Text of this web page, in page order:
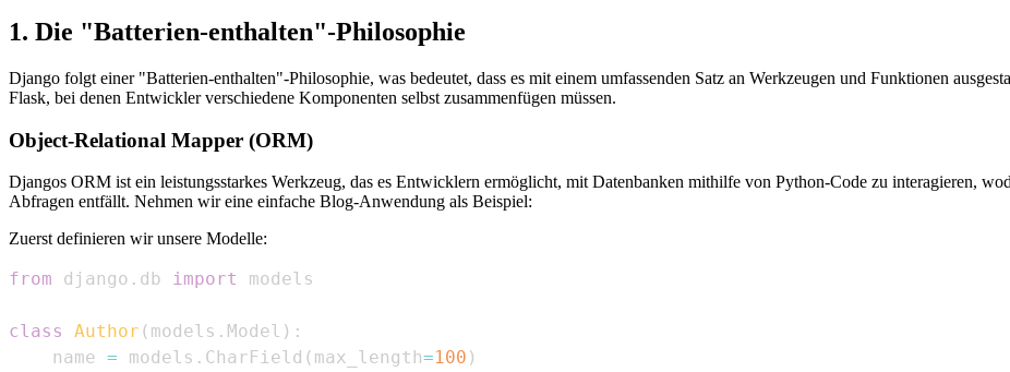
1. Die "Batterien-enthalten"-Philosophie
Django folgt einer "Batterien-enthalten"-Philosophie, was bedeutet, dass es mit einem umfassenden Satz an Werkzeugen und Funktionen
Flask, bei denen Entwickler verschiedene Komponenten selbst zusammenfügen müssen.
Object-Relational Mapper (ORM)
Djangos ORM ist ein leistungsstarkes Werkzeug, das es Entwicklern ermöglicht, mit Datenbanken mithilfe von Python-Code zu interagieren,
Abfragen entfällt. Nehmen wir eine einfache Blog-Anwendung als Beispiel:
Zuerst definieren wir unsere Modelle:
from django . db import
class Author ( models . Model ) :
    name
= models . CharField ( max_length=100 )